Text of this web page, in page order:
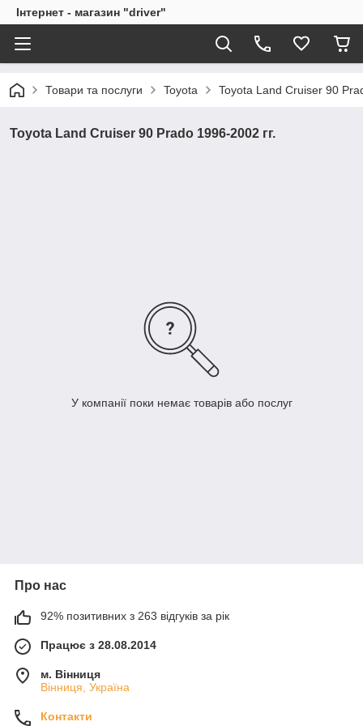
Інтернет - магазин "driver"
Товари та послуги Toyota Toyota Land Cruiser 90
Toyota Land Cruiser 90 Prado 1996-2002 гг.
У компанії поки немає товарів або послуг
Про нас
92% позитивних з 263 відгуків за рік
Працює з 28.08.2014
м. Вінниця
Вінниця, Україна
Контакти